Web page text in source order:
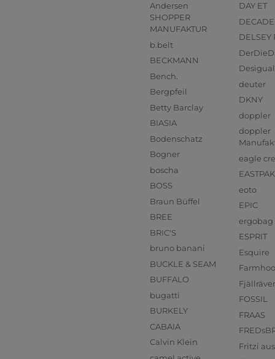
Andersen
SHOPPER
MANUFAKTUR
b.belt
BECKMANN
Bench.
Bergpfeil
Betty Barclay
BIASIA
Bodenschatz
Bogner
boscha
BOSS
Braun Büffel
BREE
BRIC'S
bruno banani
BUCKLE & SEAM
BUFFALO
bugatti
BURKELY
CABAIA
Calvin Klein
DAY ET
DELSEY
Desigual
deuter
DKNY
doppler
doppler
eagle
EASTPAK
eoto
EPIC
ergobag
ESPRIT
Esquire
FOSSIL
FRAAS
Fritzi